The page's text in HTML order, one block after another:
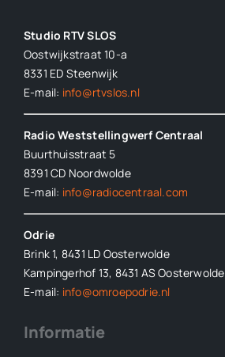
Studio RTV SLOS
Oostwijkstraat 10-a
8331 ED Steenwijk
E-mail: info@rtvslos.nl
Radio Weststellingwerf Centraal
Buurthuisstraat 5
8391 CD Noordwolde
E-mail: info@radiocentraal.com
Odrie
Brink 1, 8431 LD Oosterwolde
Kampingerhof 13, 8431 AS Oosterwolde
E-mail: info@omroepodrie.nl
Informatie